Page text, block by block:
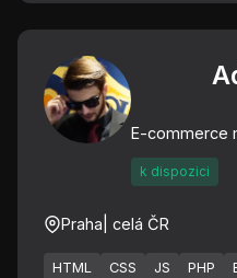
E-commerce
k dispozici
Praha | celá ČR
HTML CSS JS PHP